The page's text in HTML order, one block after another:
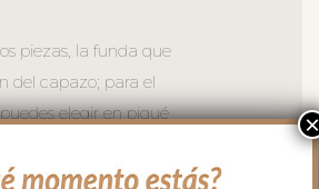
piezas, la funda que
del capazo; para el
elegir en piqué
que permite
×